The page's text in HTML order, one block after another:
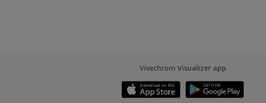
Vivechrom Visualizer app